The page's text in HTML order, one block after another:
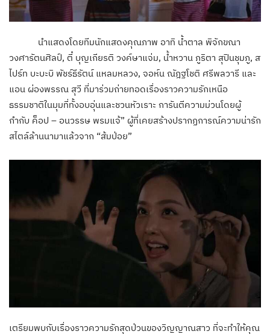
นำแสดงโดยทีมนักแสดงคุณภาพ อาทิ น้ำตาล พิจักขณา
วงศารัตนศิลป์, ตี๋ บุญเกียรติ วงค์ษาแจ่ม, น้ำหวาน ภูริตา สุปินชุมภู, ส
ไปร์ท บะบะบิ พัชร์ธีรัตน์ แหลมหลวง, จอห์น ณัฎฐโชติ ศรีพลวารี และ
แอน ผ่องพรรณ สุวี ที่มาร่วมถ่ายทอดเรื่องราวความรักเหนือ
ธรรมชาติในมุมที่ทั้งอบอุ่นและชวนหัวเราะ การันตีความม่วนโดยผู้
กำกับ ค็อป – อนวรรษ พรมแจ้” ผู้ที่เคยสร้างปรากฏการณ์ความน่ารัก
สไตล์ล้านนามาแล้วจาก “ส้มป่อย”
เตรียมพบกับเรื่องราวความรักสุดป่วนของวิญญาณสาว ที่จะทำให้คุณ